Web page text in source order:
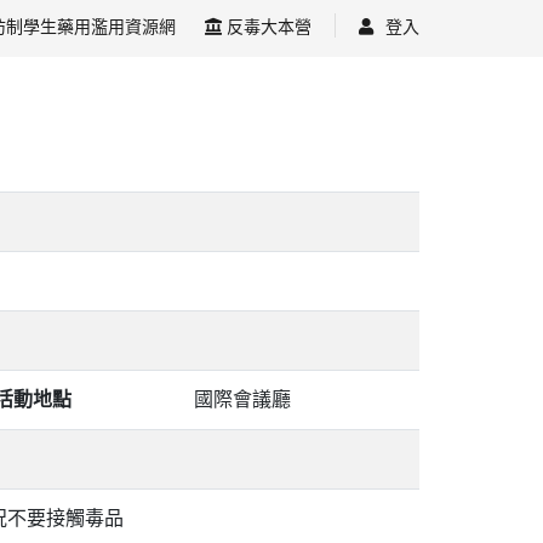
學生藥用濫用資源網 反毒大本營 登入
動地點 國際會議廳
不要接觸毒品